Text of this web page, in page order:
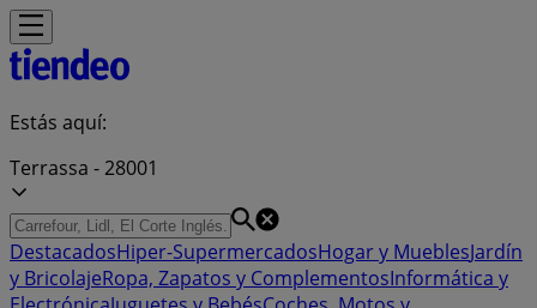
Estás aquí:
Terrassa - 28001
DestacadosHiper-SupermercadosHogar y MueblesJardín
y BricolajeRopa, Zapatos y ComplementosInformática y